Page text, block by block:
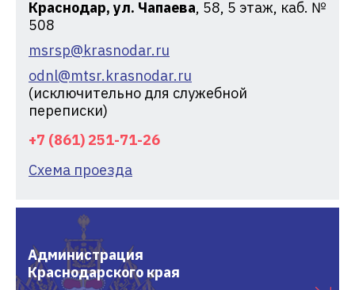
Краснодар, ул. Чапаева, 58, 5 этаж, каб. №
508
msrsp@krasnodar.ru
odnl@mtsr.krasnodar.ru
(исключительно для служебной
переписки)
+7 (861) 251-71-26
Схема проезда
Администрация
Краснодарского края